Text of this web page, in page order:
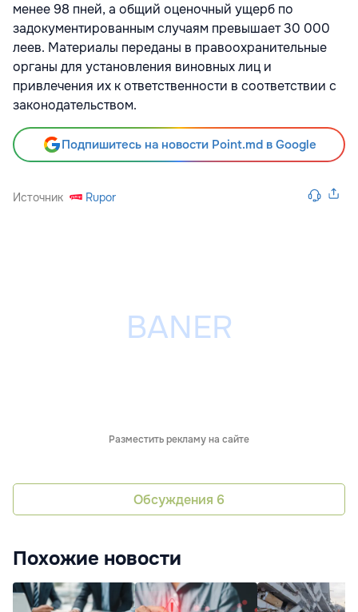
менее 98 пней, а общий оценочный ущерб по
задокументированным случаям превышает 30 000
леев. Материалы переданы в правоохранительные
органы для установления виновных лиц и
привлечения их к ответственности в соответствии с
законодательством.
Подпишитесь на новости Point.md в Google
Источник Rupor
Разместить рекламу на сайте
Обсуждения 6
Похожие новости